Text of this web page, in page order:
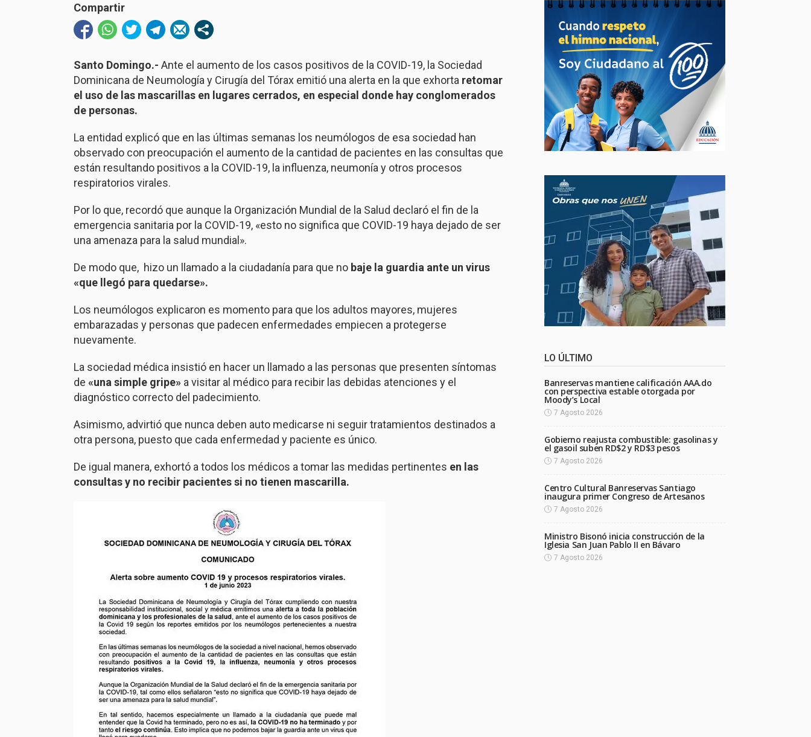
Compartir
Santo Domingo.- Ante el aumento de los casos positivos de la COVID-19, la Sociedad
Dominicana de Neumología y Cirugía del Tórax emitió una alerta en la que exhorta retomar
el uso de las mascarillas en lugares cerrados, en especial donde hay conglomerados
de personas.
La entidad explicó que en las últimas semanas los neumólogos de esa sociedad han
observado con preocupación el aumento de la cantidad de pacientes en las consultas que
están resultando positivos a la COVID-19, la influenza, neumonía y otros procesos
respiratorios virales.
Por lo que, recordó que aunque la Organización Mundial de la Salud declaró el fin de la
emergencia sanitaria por la COVID-19, «esto no significa que COVID-19 haya dejado de ser
una amenaza para la salud mundial».
De modo que, hizo un llamado a la ciudadanía para que no baje la guardia ante un virus
«que llegó para quedarse».
Los neumólogos explicaron es momento para que los adultos mayores, mujeres
embarazadas y personas que padecen enfermedades empiecen a protegerse
nuevamente.
La sociedad médica insistió en hacer un llamado a las personas que presenten síntomas
de «una simple gripe» a visitar al médico para recibir las debidas atenciones y el
diagnóstico correcto del padecimiento.
Asimismo, advirtió que nunca deben auto medicarse ni seguir tratamientos destinados a
otra persona, puesto que cada enfermedad y paciente es único.
De igual manera, exhortó a todos los médicos a tomar las medidas pertinentes en las
consultas y no recibir pacientes si no tienen mascarilla.
LO ÚLTIMO
Banreservas mantiene calificación AAA.do
con perspectiva estable otorgada por
Moody’s Local
7 Agosto 2026
Gobierno reajusta combustible: gasolinas y
el gasoil suben RD$2 y RD$3 pesos
7 Agosto 2026
Centro Cultural Banreservas Santiago
inaugura primer Congreso de Artesanos
7 Agosto 2026
Ministro Bisonó inicia construcción de la
Iglesia San Juan Pablo II en Bávaro
7 Agosto 2026